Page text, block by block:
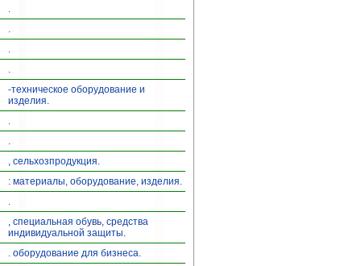
.
.
.
.
-техническое оборудование и
изделия.
.
.
, сельхозпродукция.
: материалы, оборудование, изделия.
.
, специальная обувь, средства
индивидуальной защиты.
. оборудование для бизнеса.